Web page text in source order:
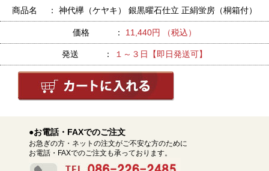
商品名 ： 神代欅（ケヤキ） 銀黒曜石仕立 正絹蛍房（桐箱付）
価格 ： 11,440円 （税込）
発送 ： １～３日【即日発送可】
●お電話・FAXでのご注文
お急ぎの方・ネットの注文がご不安な方のために
お電話・FAXでのご注文も承っております。